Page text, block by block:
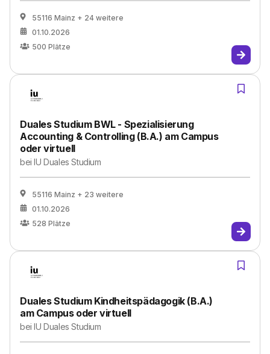
55116 Mainz + 24 weitere
01.10.2026
500 Plätze
Duales Studium BWL - Spezialisierung
Accounting & Controlling (B.A.) am Campus
oder virtuell
beiIU Duales Studium
55116 Mainz + 23 weitere
01.10.2026
528 Plätze
Duales Studium Kindheitspädagogik (B.A.)
am Campus oder virtuell
beiIU Duales Studium